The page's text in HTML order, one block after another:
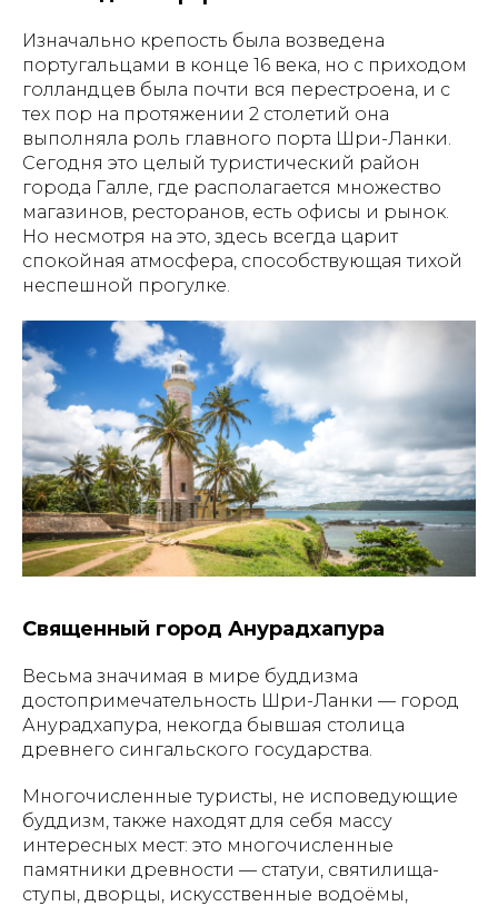
Изначально крепость была возведена
португальцами в конце 16 века, но с приходом
голландцев была почти вся перестроена, и с
тех пор на протяжении 2 столетий она
выполняла роль главного порта Шри-Ланки.
Сегодня это целый туристический район
города Галле, где располагается множество
магазинов, ресторанов, есть офисы и рынок.
Но несмотря на это, здесь всегда царит
спокойная атмосфера, способствующая тихой
неспешной прогулке.
Священный город Анурадхапура
Весьма значимая в мире буддизма
достопримечательность Шри-Ланки — город
Анурадхапура, некогда бывшая столица
древнего сингальского государства.
Многочисленные туристы, не исповедующие
буддизм, также находят для себя массу
интересных мест: это многочисленные
памятники древности — статуи, святилища-
ступы, дворцы, искусственные водоёмы,